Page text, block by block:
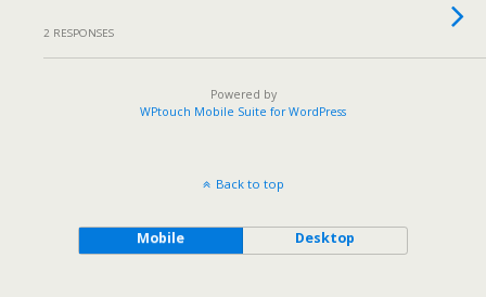
2 RESPONSES
Powered by
WPtouch Mobile Suite for WordPress
Back to top
Mobile Desktop